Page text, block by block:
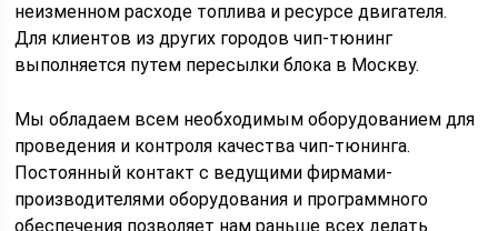
неизменном расходе топлива и ресурсе двигателя.
Для клиентов из других городов чип-тюнинг
выполняется путем пересылки блока в Москву.
Мы обладаем всем необходимым оборудованием для
проведения и контроля качества чип-тюнинга.
Постоянный контакт с ведущими фирмами-
производителями оборудования и программного
обеспечения позволяет нам раньше всех делать